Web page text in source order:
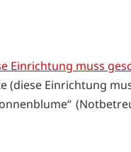
Einrichtung muss
(diese Einrichtung